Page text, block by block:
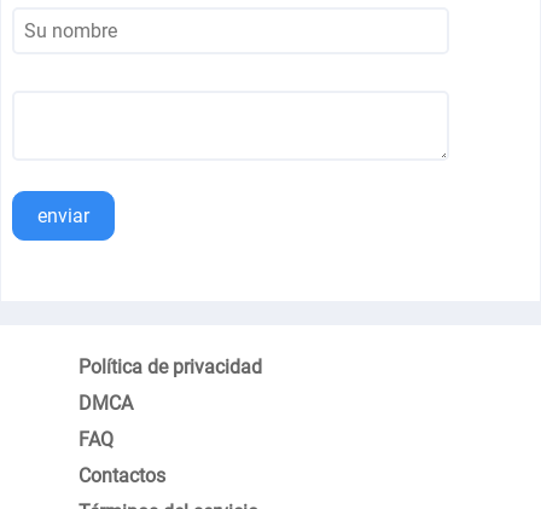
enviar
Política de privacidad
DMCA
FAQ
Contactos